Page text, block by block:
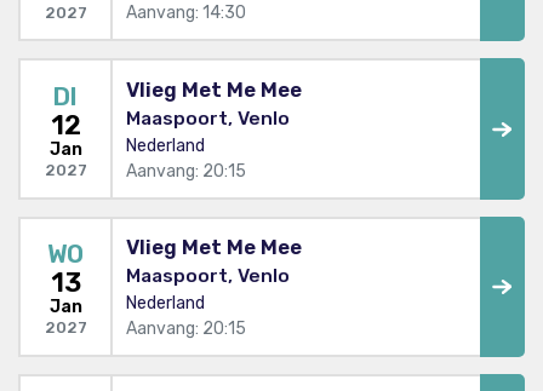
2027
Aanvang: 14:30
DI
12
Jan
2027
Vlieg Met Me Mee
Maaspoort, Venlo
Nederland
Aanvang: 20:15
WO
13
Jan
2027
Vlieg Met Me Mee
Maaspoort, Venlo
Nederland
Aanvang: 20:15